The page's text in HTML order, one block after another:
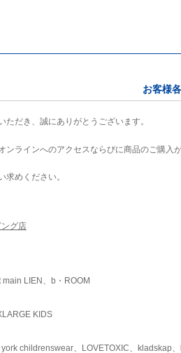
お客様
だき、誠にありがとうございます。
ンラインへのアクセスならびに商品のご購入が
求めください。
グ店
LIEN、b・ROOM
KIDS
childrenswear、LOVETOXIC、kladskap